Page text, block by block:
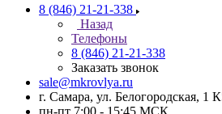
8 (846) 21-21-338
Назад
Телефоны
8 (846) 21-21-338
Заказать звонок
sale@mkrovlya.ru
г. Самара, ул. Белогородская, 1
пн-пт 7:00 - 15:45 МСК